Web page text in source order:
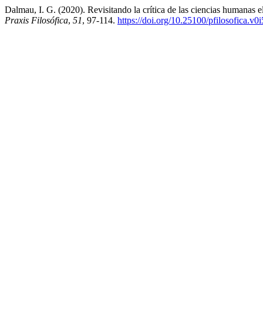
Dalmau, I. G. (2020). Revisitando la crítica de las ciencias humanas
Praxis Filosófica, 51, 97-114. https://doi.org/10.25100/